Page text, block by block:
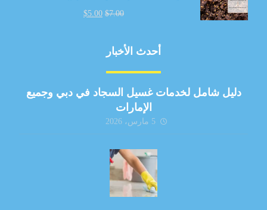
$7.00
$5.00
أحدث الأخبار
دليل شامل لخدمات غسيل السجاد في دبي وجميع
الإمارات
5 مارس، 2026